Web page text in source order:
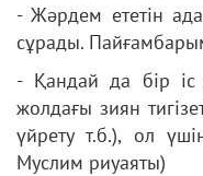
- Жәрдем ететін
сұрады.
- Қандай да бір іс
жолдағы зиян
үйрету т.б.), ол
Муслим риуаяты)